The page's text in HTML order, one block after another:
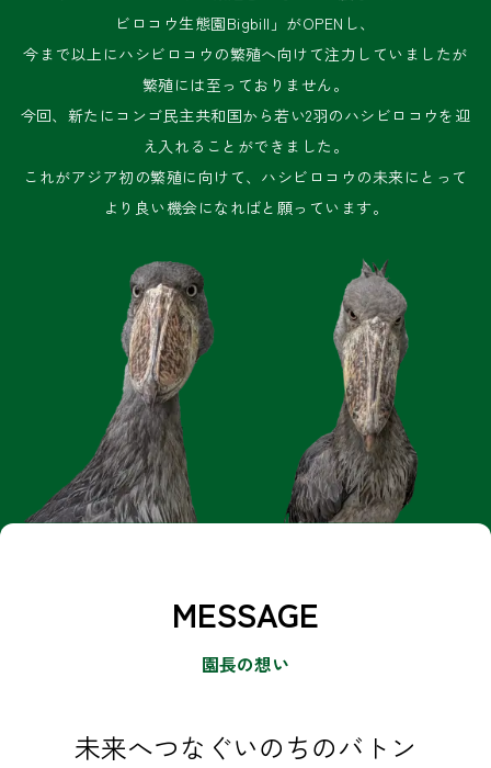
ビロコウ生態園Bigbill」がOPENし、
今まで以上にハシビロコウの繁殖へ向けて注力していましたが
繁殖には至っておりません。
今回、新たにコンゴ民主共和国から若い2羽のハシビロコウを迎
え入れることができました。
これがアジア初の繁殖に向けて、ハシビロコウの未来にとって
より良い機会になればと願っています。
MESSAGE
園長の想い
未来へつなぐいのちのバトン